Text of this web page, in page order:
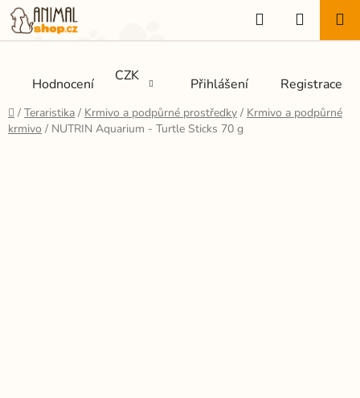
Přejít
na
obsah
Hodnocení CZK Přihlášení Registrace
Hledat
KOŠÍK
Domů
/ Teraristika / Krmivo a podpůrné prostředky / Krmivo a podpůrné
krmivo / NUTRIN Aquarium - Turtle Sticks 70 g